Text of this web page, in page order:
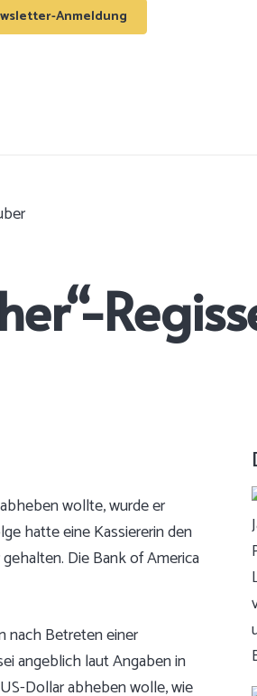
Anmeldung
wollte, wurde er
hatte eine Kassiererin den
Die Bank of America
nach Betreten einer
angeblich laut Angaben in
Dollar abheben wolle,wie